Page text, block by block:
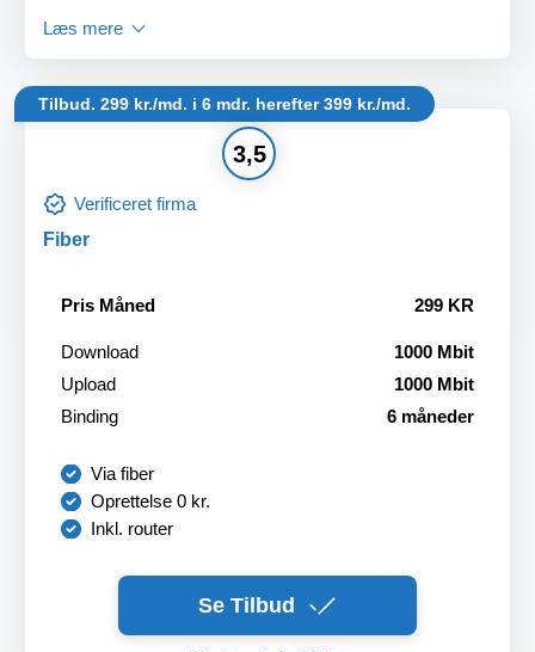
Læs mere
Tilbud. 299 kr./md. i 6 mdr. herefter 399 kr./md.
Fiber
3,5
Verificeret firma
Pris Måned 299 KR
Download
1000 Mbit
Upload
1000 Mbit
Binding
6 måneder
Via fiber
Oprettelse 0 kr.
Inkl. router
Se Tilbud